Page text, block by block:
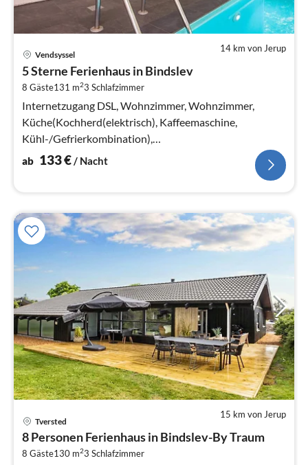
14 km von Jerup
Vendsyssel
5 Sterne Ferienhaus in Bindslev
8 Gäste131 m23 Schlafzimmer
Internetzugang DSL, Wohnzimmer, Wohnzimmer,
Küche(Kochherd(elektrisch), Kaffeemaschine,
Kühl-/Gefrierkombination),
Wohn-/Schlafzimmer(TV(dänische Fernsehsender),
ab 133€/ Nacht
15 km von Jerup
Tversted
8 Personen Ferienhaus in Bindslev-By Traum
8 Gäste130 m23 Schlafzimmer